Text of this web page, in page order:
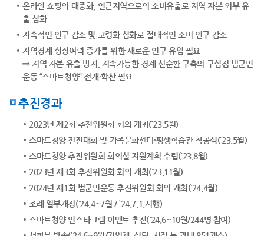
온라인 쇼핑의 대중화, 인근지역으로의 소비유출로 지역 자본 외부 유
출 심화
지속적인 인구 감소 및 고령화 심화로 절대적인 소비 인구 감소
지역경제 성장여력 증가를 위한 새로운 인구 유입 필요
⇒ 지역 자본 유출 방지, 지속가능한 경제 선순환 구축의 구심점 범군민
운동 “스마트청양” 전개·확산 필요
추진경과
2023년 제2회 추진위원회 회의 개최(`23.5월)
스마트청양 전진대회 및 가족문화센터·평생학습관 착공식(`23.5월)
스마트청양 추진위원회 회의실 지원계획 수립(`23.8월)
2023년 제3회 추진위원회 회의 개최(`23.11월)
2024년 제1회 범군민운동 추진위원회 회의 개최(`24.4월)
조례 일부개정(`24.4~7월 / ’24.7.1.시행)
스마트청양 인스타그램 이벤트 추진(`24.6~10월/244명 참여)